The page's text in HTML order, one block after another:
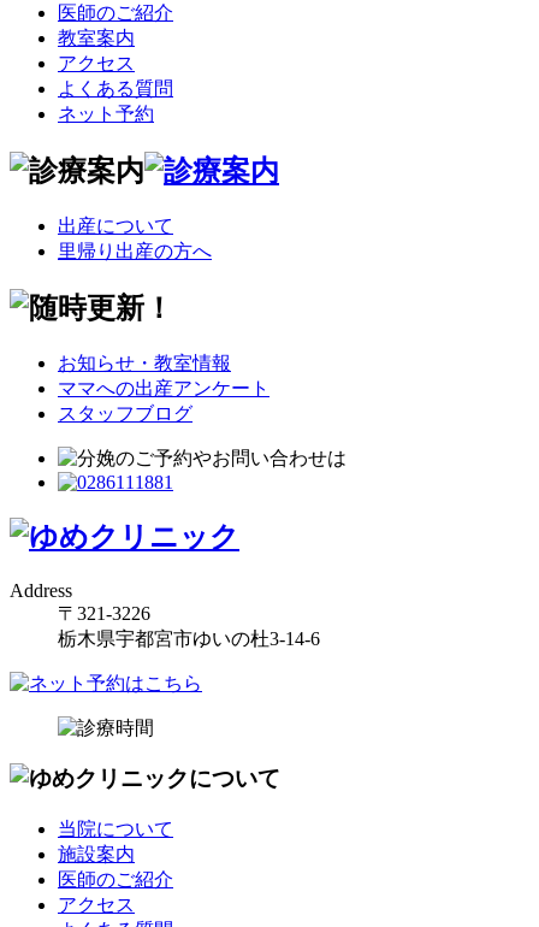
医師のご紹介
教室案内
アクセス
よくある質問
ネット予約
出産について
里帰り出産の方へ
お知らせ・教室情報
ママへの出産アンケート
スタッフブログ
Address
〒321-3226
栃木県宇都宮市ゆいの杜3-14-6
当院について
施設案内
医師のご紹介
アクセス